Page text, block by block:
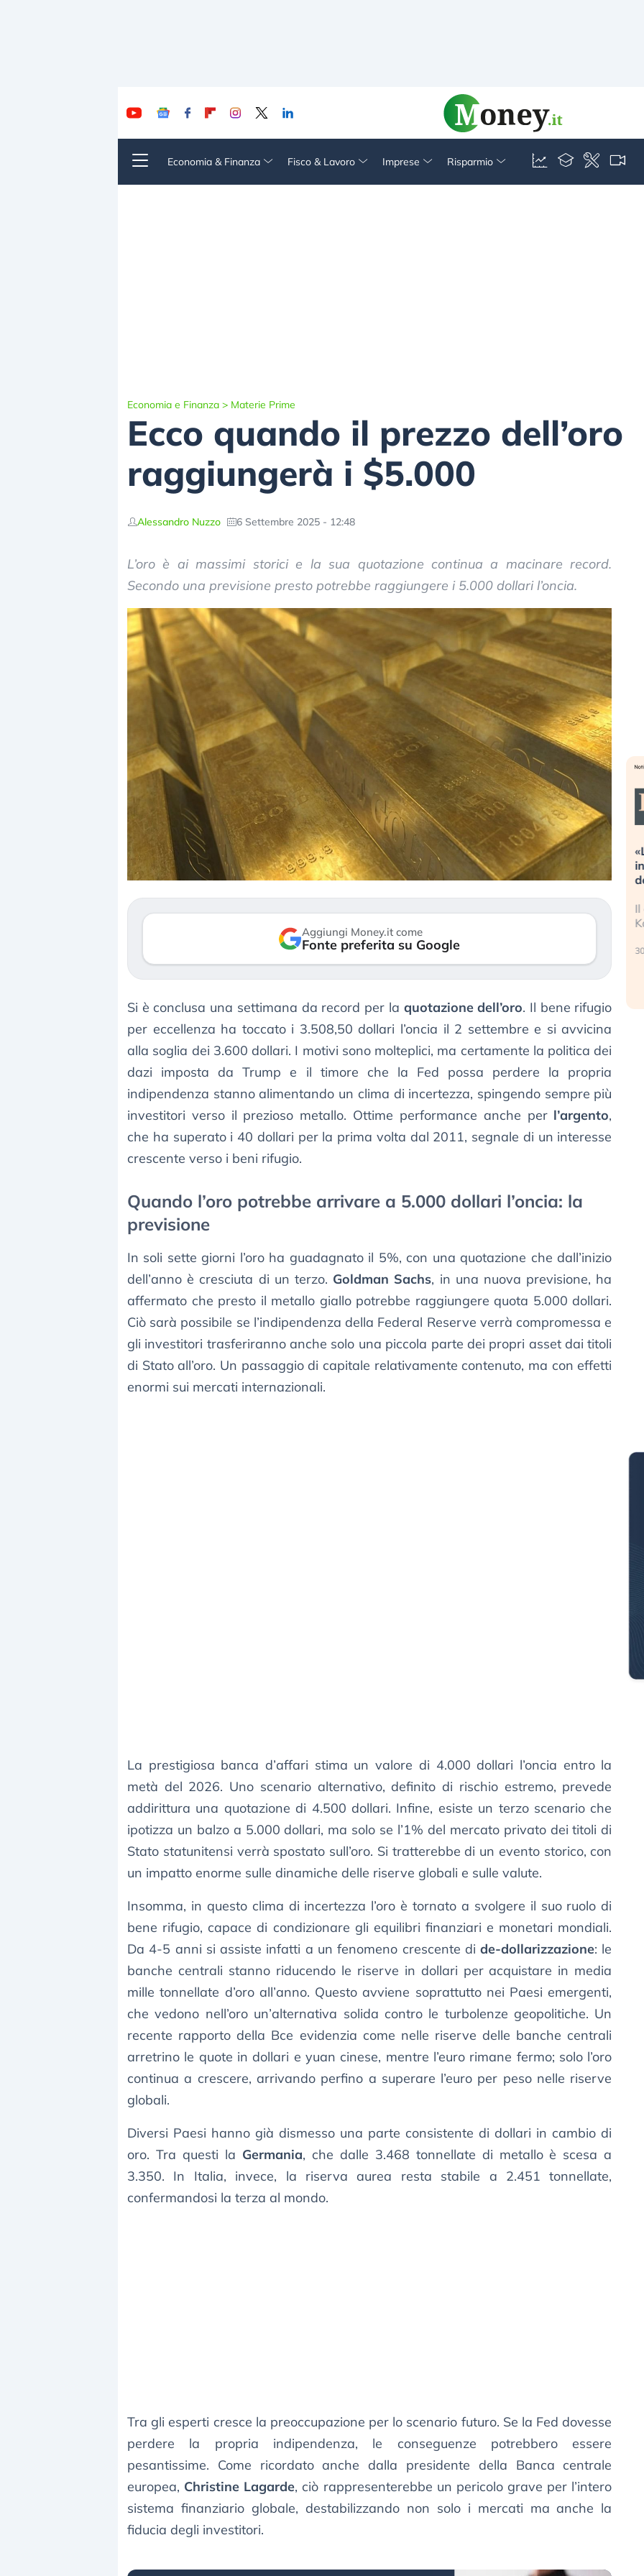
Economia & Finanza Fisco & Lavoro Imprese Risparmio
Economia e Finanza > Materie Prime
Ecco quando il prezzo dell’oro
raggiungerà i $5.000
Alessandro Nuzzo 6 Settembre 2025 - 12:48
L’oro è ai massimi storici e la sua quotazione continua a macinare record.
Secondo una previsione presto potrebbe raggiungere i 5.000 dollari l’oncia.
Aggiungi Money.it come
Fonte preferita su Google
Si è conclusa una settimana da record per la quotazione dell’oro. Il bene rifugio
per eccellenza ha toccato i 3.508,50 dollari l’oncia il 2 settembre e si avvicina
alla soglia dei 3.600 dollari. I motivi sono molteplici, ma certamente la politica dei
dazi imposta da Trump e il timore che la Fed possa perdere la propria
indipendenza stanno alimentando un clima di incertezza, spingendo sempre più
investitori verso il prezioso metallo. Ottime performance anche per l’argento,
che ha superato i 40 dollari per la prima volta dal 2011, segnale di un interesse
crescente verso i beni rifugio.
Quando l’oro potrebbe arrivare a 5.000 dollari l’oncia: la
previsione
In soli sette giorni l’oro ha guadagnato il 5%, con una quotazione che dall’inizio
dell’anno è cresciuta di un terzo. Goldman Sachs, in una nuova previsione, ha
affermato che presto il metallo giallo potrebbe raggiungere quota 5.000 dollari.
Ciò sarà possibile se l’indipendenza della Federal Reserve verrà compromessa e
gli investitori trasferiranno anche solo una piccola parte dei propri asset dai titoli
di Stato all’oro. Un passaggio di capitale relativamente contenuto, ma con effetti
enormi sui mercati internazionali.
La prestigiosa banca d’affari stima un valore di 4.000 dollari l’oncia entro la
metà del 2026. Uno scenario alternativo, definito di rischio estremo, prevede
addirittura una quotazione di 4.500 dollari. Infine, esiste un terzo scenario che
ipotizza un balzo a 5.000 dollari, ma solo se l’1% del mercato privato dei titoli di
Stato statunitensi verrà spostato sull’oro. Si tratterebbe di un evento storico, con
un impatto enorme sulle dinamiche delle riserve globali e sulle valute.
Insomma, in questo clima di incertezza l’oro è tornato a svolgere il suo ruolo di
bene rifugio, capace di condizionare gli equilibri finanziari e monetari mondiali.
Da 4-5 anni si assiste infatti a un fenomeno crescente dide-dollarizzazione: le
banche centrali stanno riducendo le riserve in dollari per acquistare in media
mille tonnellate d’oro all’anno. Questo avviene soprattutto nei Paesi emergenti,
che vedono nell’oro un’alternativa solida contro le turbolenze geopolitiche. Un
recente rapporto della Bce evidenzia come nelle riserve delle banche centrali
arretrino le quote in dollari e yuan cinese, mentre l’euro rimane fermo; solo l’oro
continua a crescere, arrivando perfino a superare l’euro per peso nelle riserve
globali.
Diversi Paesi hanno già dismesso una parte consistente di dollari in cambio di
oro. Tra questi la Germania, che dalle 3.468 tonnellate di metallo è scesa a
3.350. In Italia, invece, la riserva aurea resta stabile a 2.451 tonnellate,
confermandosi la terza al mondo.
Tra gli esperti cresce la preoccupazione per lo scenario futuro. Se la Fed dovesse
perdere la propria indipendenza, le conseguenze potrebbero essere
pesantissime. Come ricordato anche dalla presidente della Banca centrale
europea, Christine Lagarde, ciò rappresenterebbe un pericolo grave per l’intero
sistema finanziario globale, destabilizzando non solo i mercati ma anche la
fiducia degli investitori.
Dalle valutazioni estreme alla
correzione. Cosa sta guidando il
repricing degli asset?
3 agosto 2026
«La mia vita è rovinata». Investitori
in preda al panico dopo lo scoppio
della bolla AI
Kospi, mentre gli investitori retail (…)
30 luglio 2026